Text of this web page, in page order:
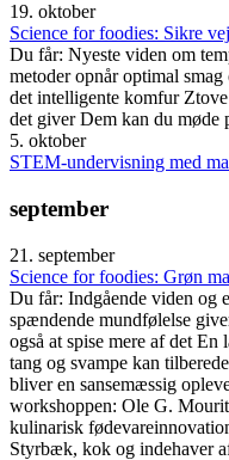
19. oktober
Science for foodies: Sikre
Du får: Nyeste viden om
metoder opnår optimal
det intelligente komfur
det giver Dem kan du møde
5. oktober
STEM-undervisning med
september
21. september
Science for foodies: Grøn
Du får: Indgående viden og
spændende mundfølelse
også at spise mere af det
tang og svampe kan
bliver en sansemæssig
workshoppen: Ole G.
kulinarisk
Styrbæk, kok og indehaver